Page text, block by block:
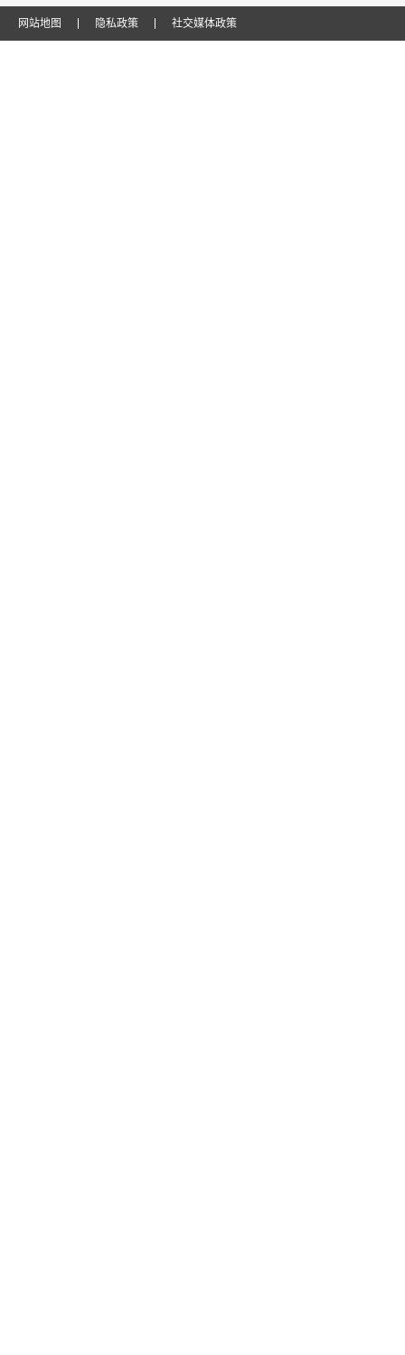
网站地图 隐私政策 社交媒体政策